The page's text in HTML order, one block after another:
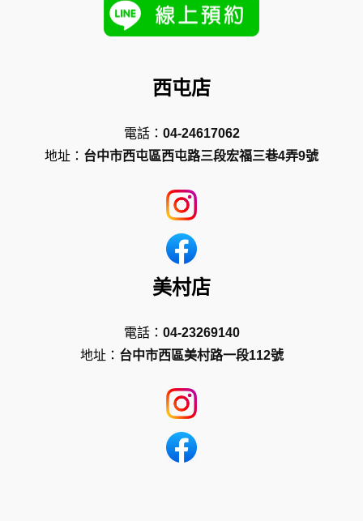
西屯店
電話： 04-24617062
地址： 台中市西屯區西屯路三段宏福三巷4弄9號
美村店
電話： 04-23269140
地址： 台中市西區美村路一段112號